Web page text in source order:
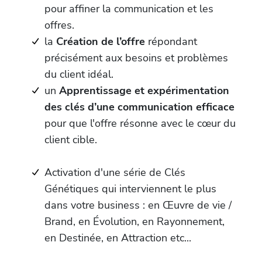
pour affiner la communication et les
offres.
la Création de l’offre répondant
précisément aux besoins et problèmes
du client idéal.
un Apprentissage et expérimentation
des clés d’une communication efficace
pour que l'offre résonne avec le cœur du
client cible.
Activation d'une série de Clés
Génétiques qui interviennent le plus
dans votre business : en Œuvre de vie /
Brand, en Évolution, en Rayonnement,
en Destinée, en Attraction etc...